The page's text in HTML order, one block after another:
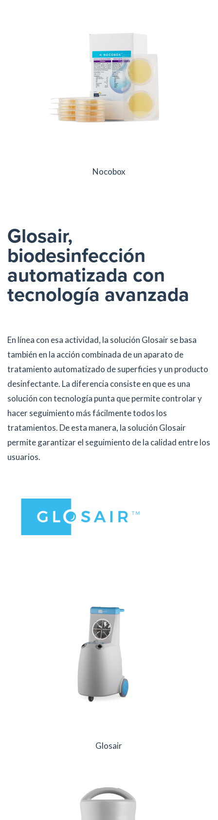
Nocobox
Glosair,
biodesinfección
automatizada con
tecnología avanzada
En línea con esa actividad, la solución Glosair se basa
también en la acción combinada de un aparato de
tratamiento automatizado de superficies y un producto
desinfectante. La diferencia consiste en que es una
solución con tecnología punta que permite controlar y
hacer seguimiento más fácilmente todos los
tratamientos. De esta manera, la solución Glosair
permite garantizar el seguimiento de la calidad entre los
usuarios.
Glosair